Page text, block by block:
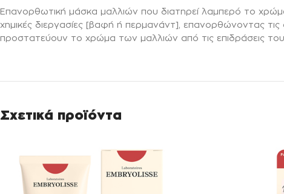
Επανορθωτική μάσκα μαλλιών που διατηρεί λαμπερό το
χημικές διεργασίες [βαφή ή περμανάντ], επανορθώνοντας
προστατεύουν το χρώμα των μαλλιών από τις επιδράσεις
Σχετικά προϊόντα